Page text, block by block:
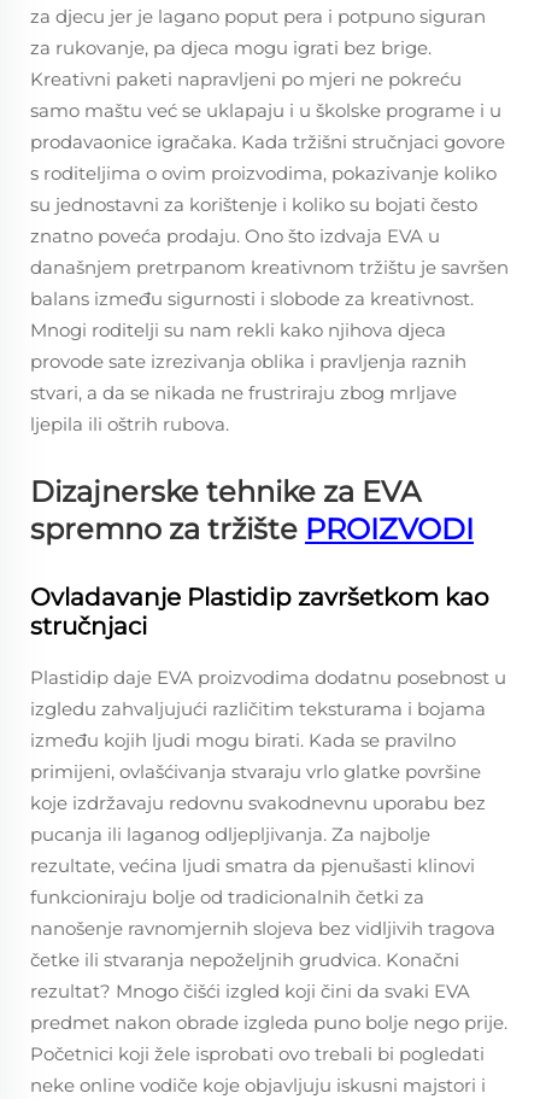
za djecu jer je lagano poput pera i potpuno siguran
za rukovanje, pa djeca mogu igrati bez brige.
Kreativni paketi napravljeni po mjeri ne pokreću
samo maštu već se uklapaju i u školske programe i u
prodavaonice igračaka. Kada tržišni stručnjaci govore
s roditeljima o ovim proizvodima, pokazivanje koliko
su jednostavni za korištenje i koliko su bojati često
znatno poveća prodaju. Ono što izdvaja EVA u
današnjem pretrpanom kreativnom tržištu je savršen
balans između sigurnosti i slobode za kreativnost.
Mnogi roditelji su nam rekli kako njihova djeca
provode sate izrezivanja oblika i pravljenja raznih
stvari, a da se nikada ne frustriraju zbog mrljave
ljepila ili oštrih rubova.
Dizajnerske tehnike za EVA
spremno za tržište PROIZVODI
Ovladavanje Plastidip završetkom kao
stručnjaci
Plastidip daje EVA proizvodima dodatnu posebnost u
izgledu zahvaljujući različitim teksturama i bojama
između kojih ljudi mogu birati. Kada se pravilno
primijeni, ovlašćivanja stvaraju vrlo glatke površine
koje izdržavaju redovnu svakodnevnu uporabu bez
pucanja ili laganog odljepljivanja. Za najbolje
rezultate, većina ljudi smatra da pjenušasti klinovi
funkcioniraju bolje od tradicionalnih četki za
nanošenje ravnomjernih slojeva bez vidljivih tragova
četke ili stvaranja nepoželjnih grudvica. Konačni
rezultat? Mnogo čišći izgled koji čini da svaki EVA
predmet nakon obrade izgleda puno bolje nego prije.
Početnici koji žele isprobati ovo trebali bi pogledati
neke online vodiče koje objavljuju iskusni majstori i